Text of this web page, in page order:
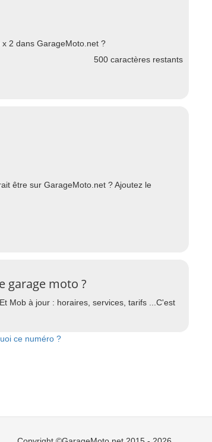
2 dans GarageMoto.net ?
500 caractères restants
être sur GarageMoto.net ? Ajoutez le
garage moto ?
Mob à jour : horaires, services, tarifs ...C'est
ce numéro ?